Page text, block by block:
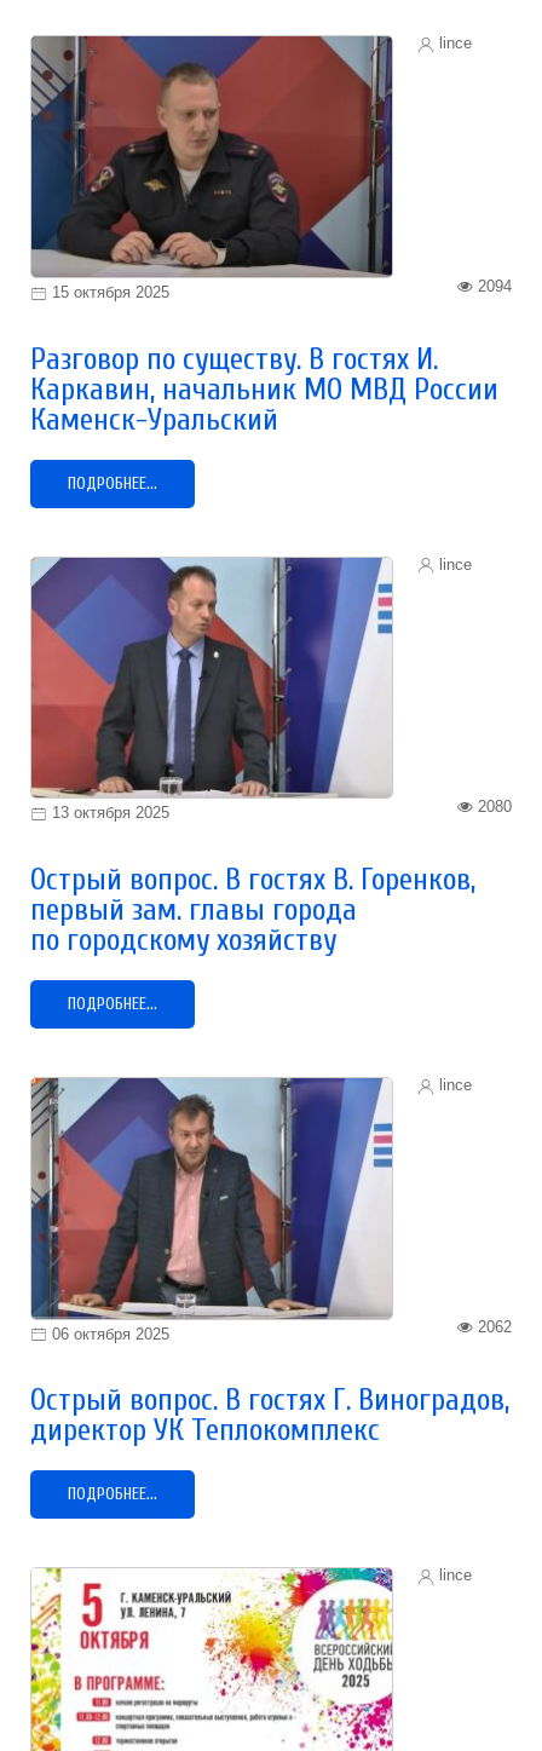
lince
15 октября 2025 2094
Разговор по существу. В гостях И.
Каркавин, начальник МО МВД России
Каменск-Уральский
ПОДРОБНЕЕ...
lince
13 октября 2025 2080
Острый вопрос. В гостях В. Горенков,
первый зам. главы города
по городскому хозяйству
ПОДРОБНЕЕ...
lince
06 октября 2025 2062
Острый вопрос. В гостях Г. Виноградов,
директор УК Теплокомплекс
ПОДРОБНЕЕ...
lince